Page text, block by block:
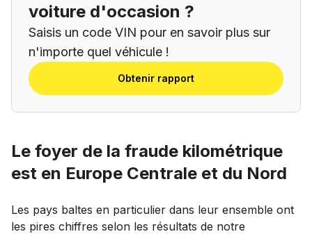
voiture d'occasion ?
Saisis un code VIN pour en savoir plus sur
n'importe quel véhicule !
Obtenir rapport
Le foyer de la fraude kilométrique
est en Europe Centrale et du Nord
Les pays baltes en particulier dans leur ensemble ont
les pires chiffres selon les résultats de notre